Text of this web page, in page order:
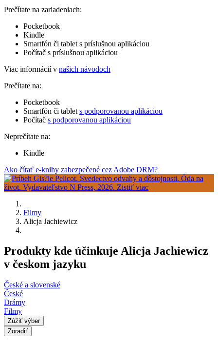
Prečítate na zariadeniach:
Pocketbook
Kindle
Smartfón či tablet s príslušnou aplikáciou
Počítač s príslušnou aplikáciou
Viac informácií v našich návodoch
Prečítate na:
Pocketbook
Smartfón či tablet s podporovanou aplikáciou
Počítač s podporovanou aplikáciou
Neprečítate na:
Kindle
Ako čítať e-knihy zabezpečené cez Adobe DRM?
Filmy
Alicja Jachiewicz
Produkty kde účinkuje Alicja Jachiewicz
v českom jazyku
České a slovenské
České
Drámy
Filmy
Zúžiť výber
Zoradiť